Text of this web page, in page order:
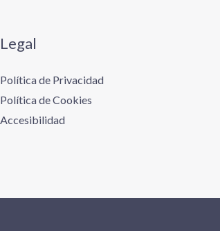
Legal
Política de Privacidad
Política de Cookies
Accesibilidad